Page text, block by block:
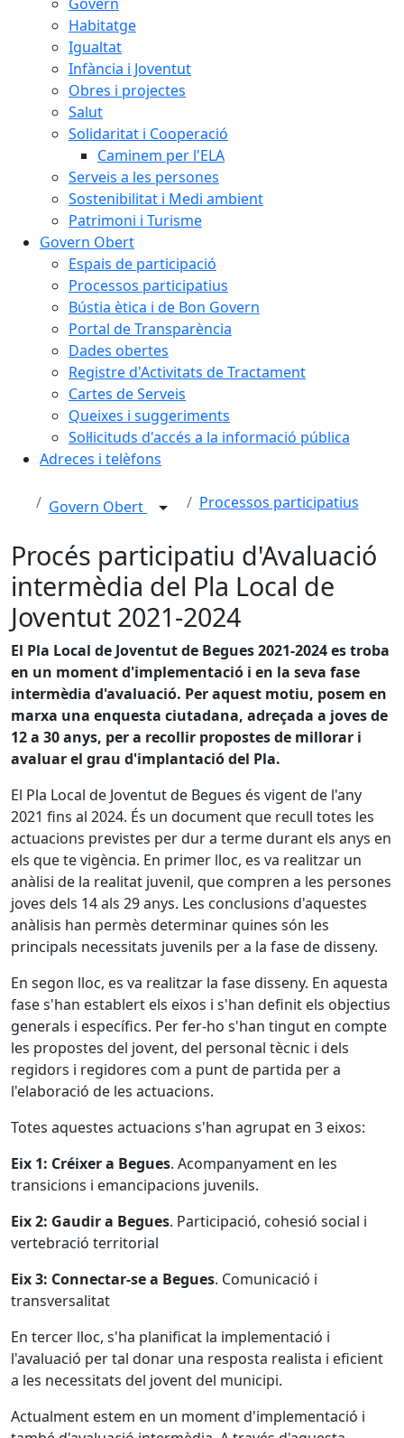
Habitatge
Igualtat
Infància i Joventut
Obres i projectes
Salut
Solidaritat i Cooperació
Caminem per l'ELA
Serveis a les persones
Sostenibilitat i Medi ambient
Patrimoni i Turisme
Govern Obert
Espais de participació
Processos participatius
Bústia ètica i de Bon Govern
Portal de Transparència
Dades obertes
Registre d'Activitats de Tractament
Cartes de Serveis
Queixes i suggeriments
Sol·licituds d'accés a la informació pública
Adreces i telèfons
Govern Obert Processos participatius
Procés participatiu d'Avaluació
intermèdia del Pla Local de
Joventut 2021-2024
El Pla Local de Joventut de Begues 2021-2024 es troba
en un moment d'implementació i en la seva fase
intermèdia d'avaluació. Per aquest motiu, posem en
marxa una enquesta ciutadana, adreçada a joves de
12 a 30 anys, per a recollir propostes de millorar i
avaluar el grau d'implantació del Pla.
El Pla Local de Joventut de Begues és vigent de l'any
2021 fins al 2024. És un document que recull totes les
actuacions previstes per dur a terme durant els anys en
els que te vigència. En primer lloc, es va realitzar un
anàlisi de la realitat juvenil, que compren a les persones
joves dels 14 als 29 anys. Les conclusions d'aquestes
anàlisis han permès determinar quines són les
principals necessitats juvenils per a la fase de disseny.
En segon lloc, es va realitzar la fase disseny. En aquesta
fase s'han establert els eixos i s'han definit els objectius
generals i específics. Per fer-ho s'han tingut en compte
les propostes del jovent, del personal tècnic i dels
regidors i regidores com a punt de partida per a
l'elaboració de les actuacions.
Totes aquestes actuacions s'han agrupat en 3 eixos:
Eix 1: Créixer a Begues. Acompanyament en les
transicions i emancipacions juvenils.
Eix 2: Gaudir a Begues. Participació, cohesió social i
vertebració territorial
Eix 3: Connectar-se a Begues. Comunicació i
transversalitat
En tercer lloc, s'ha planificat la implementació i
l'avaluació per tal donar una resposta realista i eficient
a les necessitats del jovent del municipi.
Actualment estem en un moment d'implementació i